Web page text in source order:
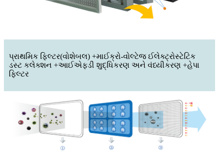
પ્રાથમિક ફિલ્ટર(વોશેબલ) +માઈક્રો-વોલ્ટેજ ઈલેક્ટ્રોસ્ટેટિક
ડસ્ટ કલેક્શન +આઈએફડી શુદ્ધિકરણ અને વંધ્યીકરણ +હેપા
ફિલ્ટર